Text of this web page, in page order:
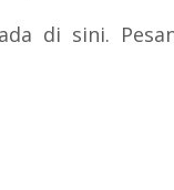
di sini.